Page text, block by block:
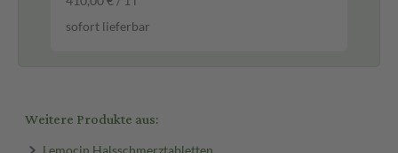
sofort lieferbar
Weitere Produkte aus:
Lemocin Halsschmerztabletten